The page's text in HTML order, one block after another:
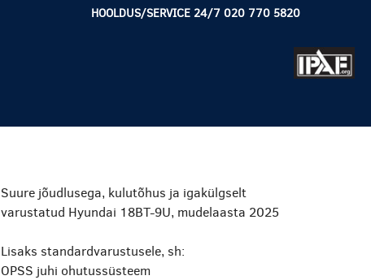
HOOLDUS/SERVICE 24/7 020 770 5820
Suure jõudlusega, kulutõhus ja igakülgselt
varustatud Hyundai 18BT-9U, mudelaasta 2025
Lisaks standardvarustusele, sh:
OPSS juhi ohutussüsteem